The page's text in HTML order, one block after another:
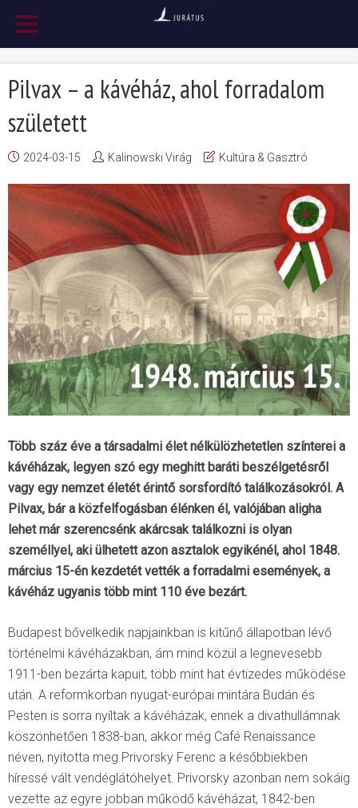
Pilvax – a kávéház, ahol forradalom
született
2024-03-15 Kalinowski Virág Kultúra & Gasztró
Több száz éve a társadalmi élet nélkülözhetetlen színterei a
kávéházak, legyen szó egy meghitt baráti beszélgetésről
vagy egy nemzet életét érintő sorsfordító találkozásokról. A
Pilvax, bár a közfelfogásban élénken él, valójában aligha
lehet már szerencsénk akárcsak találkozni is olyan
személlyel, aki ülhetett azon asztalok egyikénél, ahol 1848.
március 15-én kezdetét vették a forradalmi események, a
kávéház ugyanis több mint 110 éve bezárt.
Budapest bővelkedik napjainkban is kitűnő állapotban lévő
történelmi kávéházakban, ám mind közül a legnevesebb
1911-ben bezárta kapuit, több mint hat évtizedes működése
után. A reformkorban nyugat-európai mintára Budán és
Pesten is sorra nyíltak a kávéházak, ennek a divathullámnak
köszönhetően 1838-ban, akkor még Café Renaissance
néven, nyitotta meg Privorsky Ferenc a későbbiekben
híressé vált vendéglátóhelyet. Privorsky azonban nem sokáig
vezette az egyre jobban működő kávéházat, 1842-ben